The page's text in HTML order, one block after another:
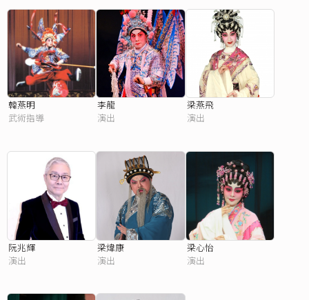
韓燕明
武術指導
李龍
演出
梁燕飛
演出
阮兆輝
演出
梁煒康
演出
梁心怡
演出